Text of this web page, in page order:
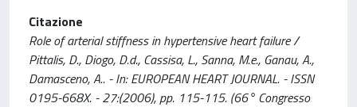
Citazione
Role of arterial stiffness in hypertensive heart failure /
Pittalis, D., Diogo, D.d., Cassisa, L., Sanna, M.e., Ganau, A.,
Damasceno, A.. - In: EUROPEAN HEART JOURNAL. - ISSN
0195-668X. - 27:(2006), pp. 115-115. (66° Congresso